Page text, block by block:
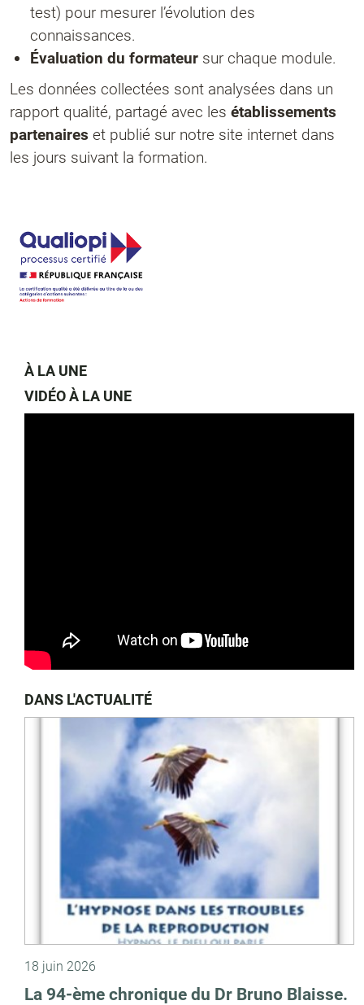
test) pour mesurer l’évolution des
connaissances.
Évaluation du formateur sur chaque module.
Les données collectées sont analysées dans un
rapport qualité, partagé avec les établissements
partenaires et publié sur notre site internet dans
les jours suivant la formation.
À LA UNE
VIDÉO À LA UNE
DANS L'ACTUALITÉ
18 juin 2026
La 94-ème chronique du Dr Bruno Blaisse.